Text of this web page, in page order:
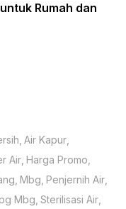
Rumah dan
Air Kapur
Air Harga Promo
Mbg Penjernih Air
Mbg Sterilisasi Air